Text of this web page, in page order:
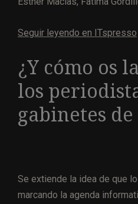
Seguir leyendo en I Tspresso
¿Y cómo os
los
gabinetes
Se extiende la idea de que
marcando la agenda